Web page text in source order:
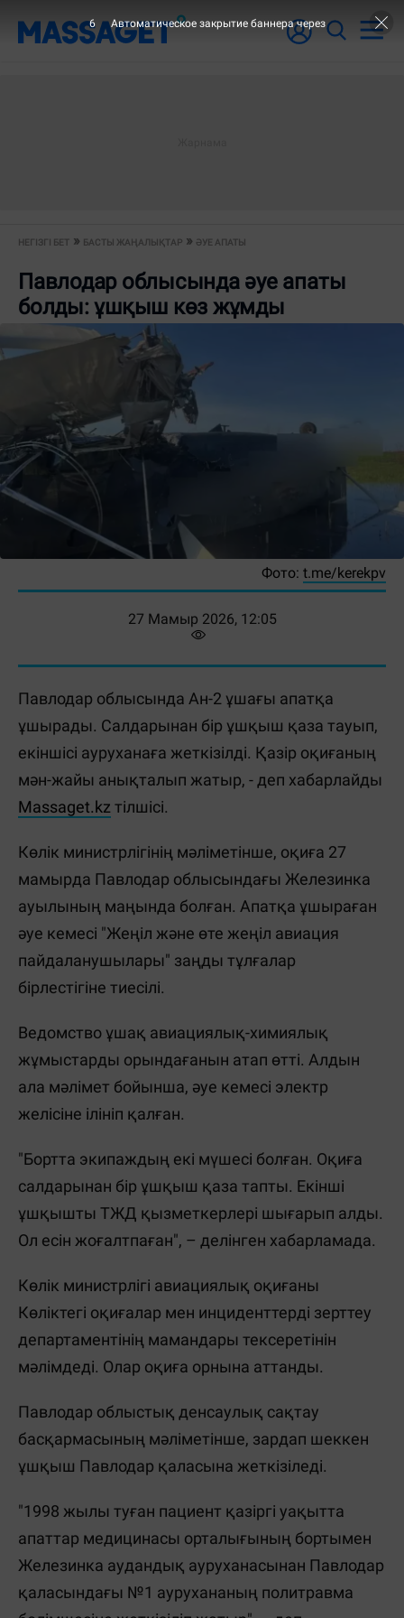
НЕГІЗГІ БЕТ БАСТЫ ЖАҢАЛЫҚТАР ӘУЕ АПАТЫ
Павлодар облысында әуе апаты
болды: ұшқыш көз жұмды
Фото: t.me/kerekpv
27 Мамыр 2026, 12:05
Павлодар облысында Ан-2 ұшағы апатқа
ұшырады. Салдарынан бір ұшқыш қаза тауып,
екіншісі ауруханаға жеткізілді. Қазір оқиғаның
мән-жайы анықталып жатыр, - деп хабарлайды
Massaget.kzтілшісі.
Көлік министрлігінің мәліметінше, оқиға 27
мамырда Павлодар облысындағы Железинка
ауылының маңында болған. Апатқа ұшыраған
әуе кемесі "Жеңіл және өте жеңіл авиация
пайдаланушылары" заңды тұлғалар
бірлестігіне тиесілі.
Ведомство ұшақ авиациялық-химиялық
жұмыстарды орындағанын атап өтті. Алдын
ала мәлімет бойынша, әуе кемесі электр
желісіне ілініп қалған.
"Бортта экипаждың екі мүшесі болған. Оқиға
салдарынан бір ұшқыш қаза тапты. Екінші
ұшқышты ТЖД қызметкерлері шығарып алды.
Ол есін жоғалтпаған", – делінген хабарламада.
Көлік министрлігі авиациялық оқиғаны
Көліктегі оқиғалар мен инциденттерді зерттеу
департаментінің мамандары тексеретінін
мәлімдеді. Олар оқиға орнына аттанды.
Павлодар облыстық денсаулық сақтау
басқармасының мәліметінше, зардап шеккен
ұшқыш Павлодар қаласына жеткізіледі.
"1998 жылы туған пациент қазіргі уақытта
апаттар медицинасы орталығының бортымен
Железинка аудандық ауруханасынан Павлодар
қаласындағы №1 аурухананың политравма
6 Автоматическое закрытие баннера через